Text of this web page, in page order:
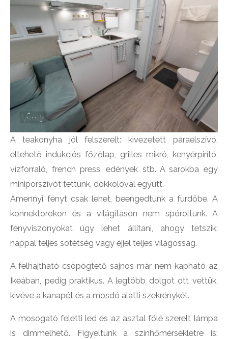
A teakonyha jól felszerelt: kivezetett páraelszívó,
eltehető indukciós főzőlap, grilles mikró, kenyérpirító,
vízforraló, french press, edények stb. A sarokba egy
miniporszívót tettünk, dokkolóval együtt.
Amennyi fényt csak lehet, beengedtünk a fürdőbe. A
konnektorokon és a világításon nem spóroltunk. A
fényviszonyokat úgy lehet állítani, ahogy tetszik:
nappal teljes sötétség vagy éjjel teljes világosság.
A felhajtható csöpögtető sajnos már nem kapható az
Ikeában, pedig praktikus. A legtöbb dolgot ott vettük,
kivéve a kanapét és a mosdó alatti szekrénykét.
A mosogató feletti led és az asztal fölé szerelt lámpa
is dimmelhető. Figyeltünk a színhőmérsékletre is: